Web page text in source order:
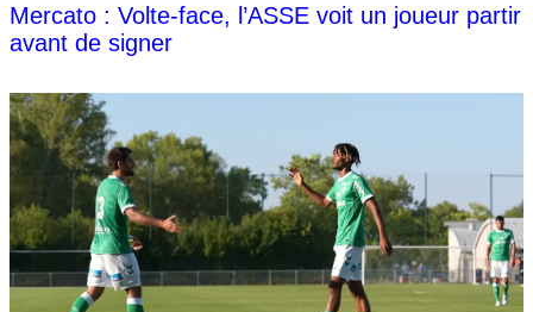
Mercato : Volte-face, l’ASSE voit un joueur partir
avant de signer